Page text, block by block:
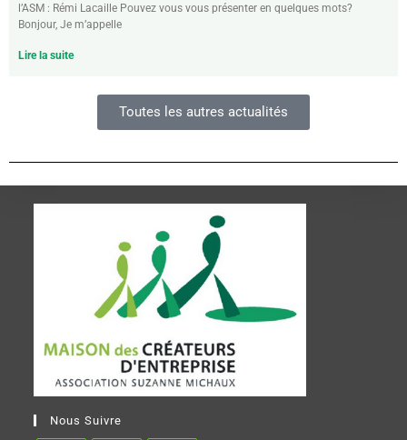
l’ASM : Rémi Lacaille Pouvez vous vous présenter en quelques mots?
Bonjour, Je m’appelle
Lire la suite
Toutes les autres actualités
Nous Suivre